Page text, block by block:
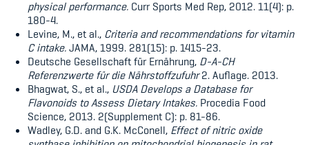
physical performance. Curr Sports Med Rep, 2012. 11(4): p.
180-4.
Levine, M., et al., Criteria and recommendations for vitamin
C intake.JAMA, 1999. 281(15): p. 1415-23.
Deutsche Gesellschaft für Ernährung, D-A-CH
Referenzwerte für die Nährstoffzufuhr2.Auflage. 2013.
Bhagwat, S., et al., USDA Develops a Database for
Flavonoids to Assess Dietary Intakes. Procedia Food
Science, 2013. 2(Supplement C): p. 81-86.
Wadley, G.D. and G.K. McConell, Effect of nitric oxide